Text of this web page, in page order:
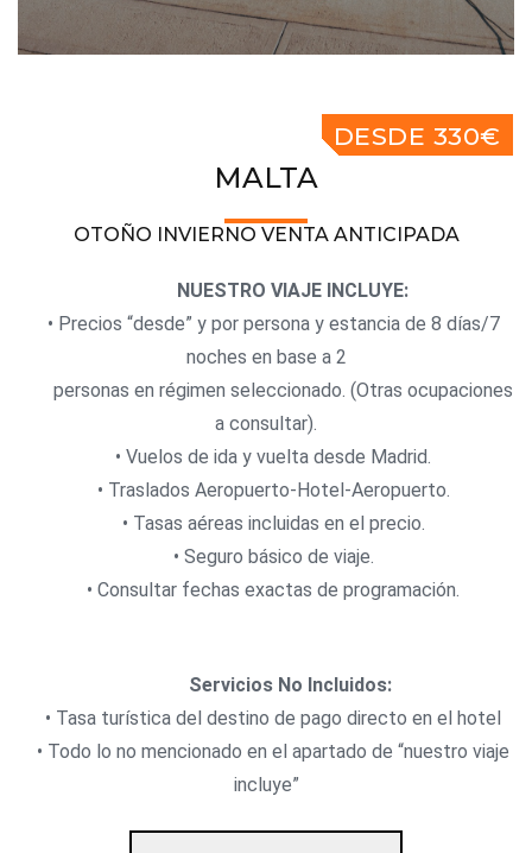
MALTA
OTOÑO INVIERNO VENTA ANTICIPADA
DESDE 330€
NUESTRO VIAJE INCLUYE:
• Precios “desde” y por persona y estancia de 8 días/7
noches en base a 2
personas en régimen seleccionado. (Otras ocupaciones
a consultar).
• Vuelos de ida y vuelta desde Madrid.
• Traslados Aeropuerto-Hotel-Aeropuerto.
• Tasas aéreas incluidas en el precio.
• Seguro básico de viaje.
• Consultar fechas exactas de programación.
Servicios No Incluidos:
• Tasa turística del destino de pago directo en el hotel
• Todo lo no mencionado en el apartado de “nuestro viaje
incluye”